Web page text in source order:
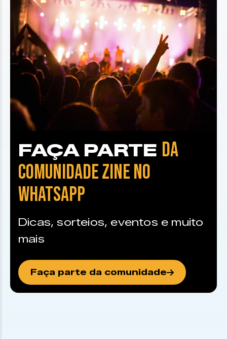
FAÇA PARTE DA
COMUNIDADE ZINE NO
WHATSAPP
Dicas, sorteios, eventos e muito
mais
Faça parte da comunidade